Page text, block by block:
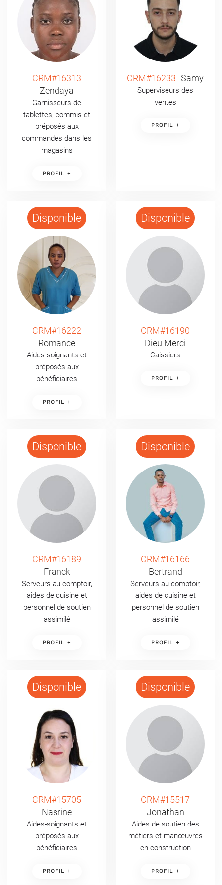
CRM#16313
Zendaya
Garnisseurs de
tablettes, commis et
préposés aux
commandes dans les
magasins
PROFIL +
CRM#16233 Samy
Superviseurs des
ventes
PROFIL +
Disponible
CRM#16222
Romance
Aides-soignants et
préposés aux
bénéficiaires
PROFIL +
Disponible
CRM#16190
Dieu Merci
Caissiers
PROFIL +
Disponible
CRM#16189
Franck
Serveurs au comptoir,
aides de cuisine et
personnel de soutien
assimilé
PROFIL +
Disponible
CRM#16166
Bertrand
Serveurs au comptoir,
aides de cuisine et
personnel de soutien
assimilé
PROFIL +
Disponible
CRM#15705
Nasrine
Aides-soignants et
préposés aux
bénéficiaires
PROFIL +
Disponible
CRM#15517
Jonathan
Aides de soutien des
métiers et manœuvres
en construction
PROFIL +